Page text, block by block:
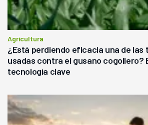
Agricultura
¿Está perdiendo eficacia una de las
usadas contra el gusano cogollero?
tecnología clave